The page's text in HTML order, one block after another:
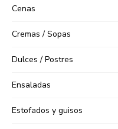
Cenas
Cremas / Sopas
Dulces / Postres
Ensaladas
Estofados y guisos